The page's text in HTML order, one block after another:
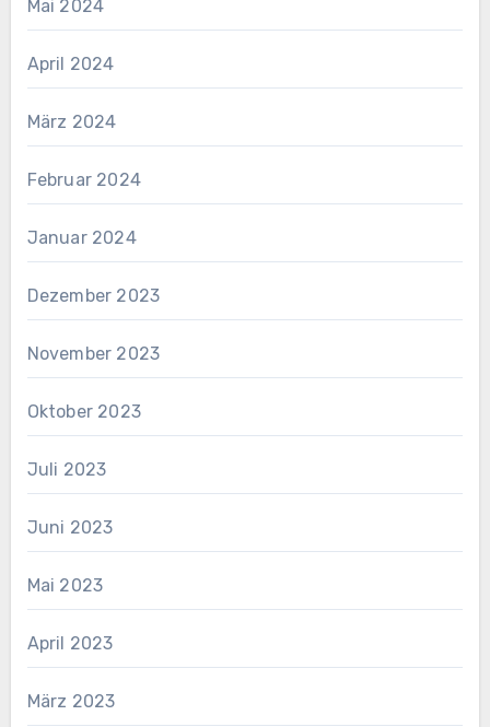
Mai 2024
April 2024
März 2024
Februar 2024
Januar 2024
Dezember 2023
November 2023
Oktober 2023
Juli 2023
Juni 2023
Mai 2023
April 2023
März 2023